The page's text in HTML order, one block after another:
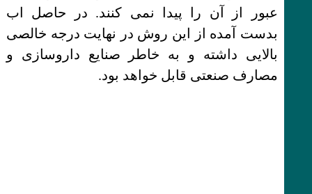
عبور از آن را پیدا نمی کنند. در حاصل اب
بدست آمده از این روش در نهایت درجه خالصی
بالایی داشته و به خاطر صنایع داروسازی و
مصارف صنعتی قابل خواهد بود.